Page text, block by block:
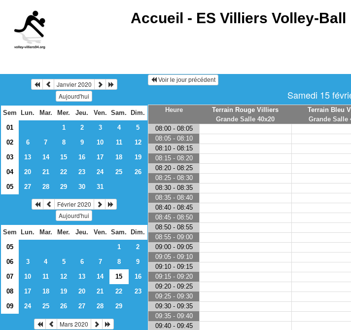
Accueil - ES Villiers Volley-Ball
Janvier 2020
Aujourd'hui
Sem Lun. Mar. Mer. Jeu. Ven. Sam. Dim.
01
1 2 3 4
5
02
6 7 8 9 10 11
12
03
13 14 15 16 17 18
19
04
20 21 22 23 24 25
26
05
27 28 29 30 31
Février 2020
Aujourd'hui
Sem Lun. Mar. Mer. Jeu. Ven. Sam.
Dim.
05
1
2
06
3 4 5 6 7 8
9
07
10 11 12 13 14 15
16
08
17 18 19 20 21 22
23
09
24 25 26 27 28 29
Mars 2020
Voir le jour précédent
Samedi 15
Heure
Terrain Rouge Villiers
Grande Salle 40x20
Terrain Bleu
Grande Salle
08:00 - 08:05
08:05 - 08:10
08:10 - 08:15
08:15 - 08:20
08:20 - 08:25
08:25 - 08:30
08:30 - 08:35
08:35 - 08:40
08:40 - 08:45
08:45 - 08:50
08:50 - 08:55
08:55 - 09:00
09:00 - 09:05
09:05 - 09:10
09:10 - 09:15
09:15 - 09:20
09:20 - 09:25
09:25 - 09:30
09:30 - 09:35
09:35 - 09:40
09:40 - 09:45